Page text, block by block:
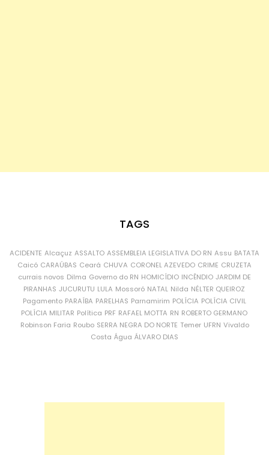
TAGS
ACIDENTE Alcaçuz ASSALTO ASSEMBLEIA LEGISLATIVA DO RN Assu BATATA
Caicó CARAÚBAS Ceará CHUVA CORONEL AZEVEDO CRIME CRUZETA
currais novos Dilma Governo do RN HOMICÍDIO INCÊNDIO JARDIM DE
PIRANHAS JUCURUTU LULA Mossoró NATAL Nilda NÉLTER QUEIROZ
Pagamento PARAÍBA PARELHAS Parnamirim POLÍCIA POLÍCIA CIVIL
POLÍCIA MILITAR Política PRF RAFAEL MOTTA RN ROBERTO GERMANO
Robinson Faria Roubo SERRA NEGRA DO NORTE Temer UFRN Vivaldo
Costa Água ÁLVARO DIAS